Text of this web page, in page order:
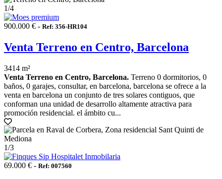
1/4
900.000 € - Ref: 356-HR104
Venta Terreno en Centro, Barcelona
3414 m²
Venta Terreno en Centro, Barcelona. Terreno 0 dormitorios, 0
baños, 0 garajes, consultar, en barcelona, barcelona se ofrece a la
venta en barcelona un conjunto de tres solares contiguos, que
conforman una unidad de desarrollo altamente atractiva para
promoción residencial. el ámbito cu...
1/3
69.000 € - Ref: 007560